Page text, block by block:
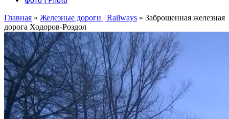
Главная » Железные дороги | Railways » Заброшенная железная
дорога Ходоров-Роздол